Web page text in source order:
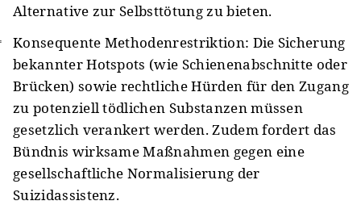
Alternative zur Selbsttötung zu bieten.
Konsequente Methodenrestriktion: Die Sicherung
bekannter Hotspots (wie Schienenabschnitte oder
Brücken) sowie rechtliche Hürden für den Zugang
zu potenziell tödlichen Substanzen müssen
gesetzlich verankert werden. Zudem fordert das
Bündnis wirksame Maßnahmen gegen eine
gesellschaftliche Normalisierung der
Suizidassistenz.